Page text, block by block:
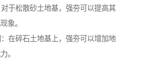
于松散砂土地基，强夯可以提高其
象。
在碎石土地基上，强夯可以增加地
。